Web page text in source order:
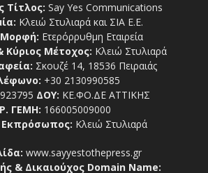
Τίτλος: Say Yes Communications
Κλειώ Στυλιαρά και ΣΙΑ Ε.Ε.
Μορφή: Ετερόρρυθμη Εταιρεία
Κύριος Μέτοχος: Κλειώ Στυλιαρά
Σκουζέ 14, 18536 Πειραιάς
+30 2130990585
ΔΟΥ: ΚΕ.ΦΟ.ΔΕ ΑΤΤΙΚΗΣ
ΓΕΜΗ: 166005009000
Εκπρόσωπος: Κλειώ Στυλιαρά
www.sayyestothepress.gr
& Δικαιούχος Domain Name: